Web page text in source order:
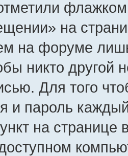
флажком
на
на форуме
никто другой
Для того
и пароль
на